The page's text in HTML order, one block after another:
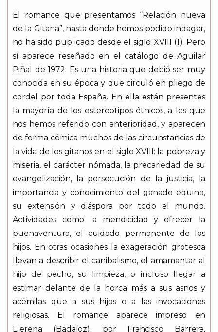
El romance que presentamos “Relación nueva
de la Gitana”, hasta donde hemos podido indagar,
no ha sido publicado desde el siglo XVIII (1). Pero
sí aparece reseñado en el catálogo de Aguilar
Piñal de 1972. Es una historia que debió ser muy
conocida en su época y que circuló en pliego de
cordel por toda España. En ella están presentes
la mayoría de los estereotipos étnicos, a los que
nos hemos referido con anterioridad, y aparecen
de forma cómica muchos de las circunstancias de
la vida de los gitanos en el siglo XVIII: la pobreza y
miseria, el carácter nómada, la precariedad de su
evangelización, la persecución de la justicia, la
importancia y conocimiento del ganado equino,
su extensión y diáspora por todo el mundo.
Actividades como la mendicidad y ofrecer la
buenaventura, el cuidado permanente de los
hijos. En otras ocasiones la exageración grotesca
llevan a describir el canibalismo, el amamantar al
hijo de pecho, su limpieza, o incluso llegar a
estimar delante de la horca más a sus asnos y
acémilas que a sus hijos o a las invocaciones
religiosas. El romance aparece impreso en
Llerena (Badajoz), por Francisco Barrera,